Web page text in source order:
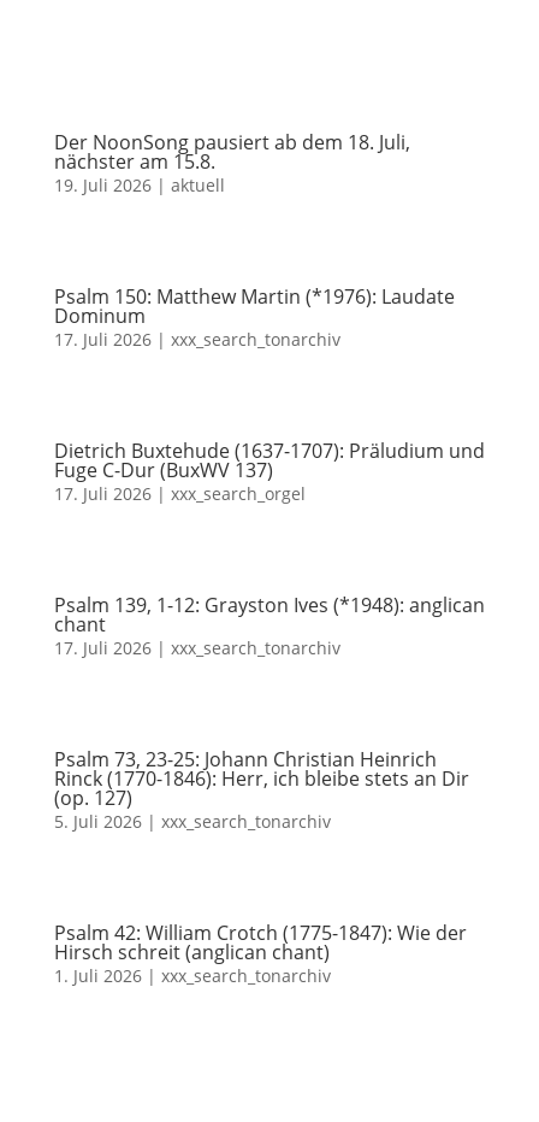
Der NoonSong pausiert ab dem 18. Juli,
nächster am 15.8.
19. Juli 2026| aktuell
Psalm 150: Matthew Martin (*1976): Laudate
Dominum
17. Juli 2026| xxx_search_tonarchiv
Dietrich Buxtehude (1637-1707): Präludium und
Fuge C-Dur (BuxWV 137)
17. Juli 2026| xxx_search_orgel
Psalm 139, 1-12: Grayston Ives (*1948): anglican
chant
17. Juli 2026| xxx_search_tonarchiv
Psalm 73, 23-25: Johann Christian Heinrich
Rinck (1770-1846): Herr, ich bleibe stets an Dir
(op. 127)
5. Juli 2026| xxx_search_tonarchiv
Psalm 42: William Crotch (1775-1847): Wie der
Hirsch schreit (anglican chant)
1. Juli 2026| xxx_search_tonarchiv